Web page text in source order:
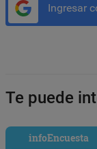
Ingresar
Te puede
infoEncuesta